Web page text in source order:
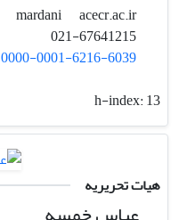
mardani
acecr.ac.ir
0000-0001-6216-6039
h-index:13
هیات تحریریه